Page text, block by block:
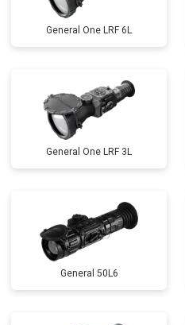
General One LRF 6L
General One LRF 3L
General 50L6